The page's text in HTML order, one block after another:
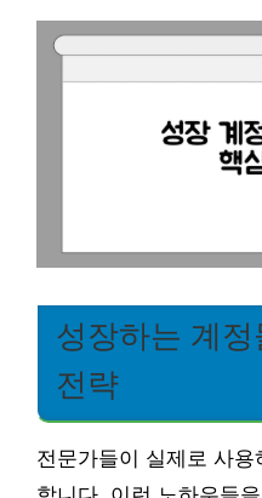
성장하는 계
전략
전문가들이 실제로 사